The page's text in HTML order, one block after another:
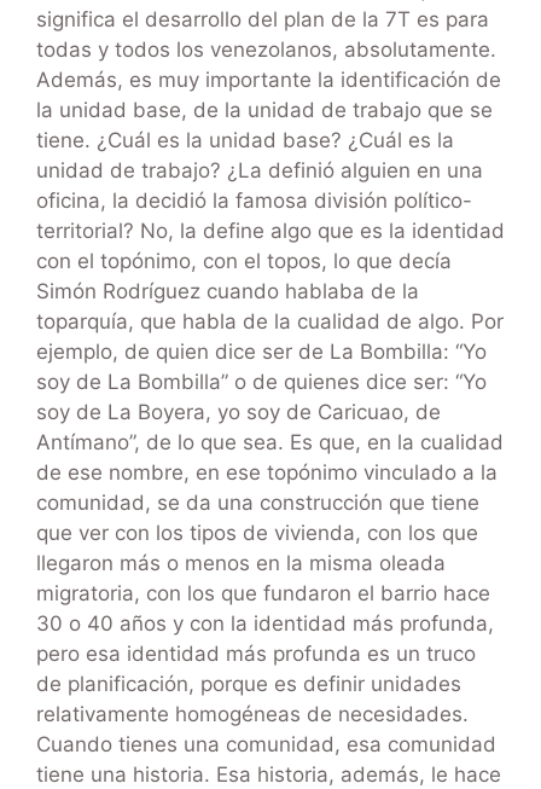
significa el desarrollo del plan de la 7T es para
todas y todos los venezolanos, absolutamente.
Además, es muy importante la identificación de
la unidad base, de la unidad de trabajo que se
tiene. ¿Cuál es la unidad base? ¿Cuál es la
unidad de trabajo? ¿La definió alguien en una
oficina, la decidió la famosa división político-
territorial? No, la define algo que es la identidad
con el topónimo, con el topos, lo que decía
Simón Rodríguez cuando hablaba de la
toparquía, que habla de la cualidad de algo. Por
ejemplo, de quien dice ser de La Bombilla: “Yo
soy de La Bombilla” o de quienes dice ser: “Yo
soy de La Boyera, yo soy de Caricuao, de
Antímano”, de lo que sea. Es que, en la cualidad
de ese nombre, en ese topónimo vinculado a la
comunidad, se da una construcción que tiene
que ver con los tipos de vivienda, con los que
llegaron más o menos en la misma oleada
migratoria, con los que fundaron el barrio hace
30 o 40 años y con la identidad más profunda,
pero esa identidad más profunda es un truco
de planificación, porque es definir unidades
relativamente homogéneas de necesidades.
Cuando tienes una comunidad, esa comunidad
tiene una historia. Esa historia, además, le hace